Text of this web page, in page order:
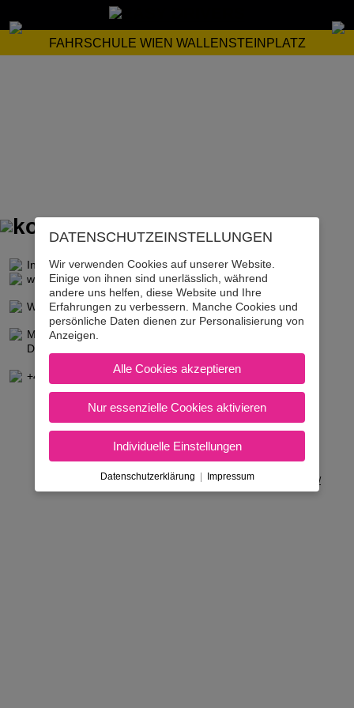
FAHRSCHULE WIEN WALLENSTEINPLATZ
Ing. Reinhard Koller
wallensteinplatz@easydrivers.at
Wallensteinstraße 29, 1200 Wien
Mo-Mi 10.00-13.00 & 14.00-18.30 Uhr
Do, Fr 10.00-13.00 & 14.00-18.00 Uhr
+43 1 33 27 258
Nicht in Österreich? Land wechseln:
DATENSCHUTZ­EINSTELLUNGEN
Wir verwenden Cookies auf unserer Website.
Einige von ihnen sind unerlässlich, während
andere uns helfen, diese Website und Ihre
Erfahrungen zu verbessern. Manche Cookies und
persönliche Daten dienen zur Personalisierung von
Anzeigen.
Alle Cookies akzeptieren
Nur essenzielle Cookies aktivieren
Individuelle Einstellungen
Datenschutzerklärung | Impressum